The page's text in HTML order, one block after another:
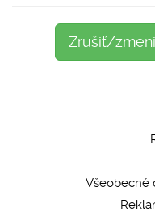
Zrušiť/
Všeobecné